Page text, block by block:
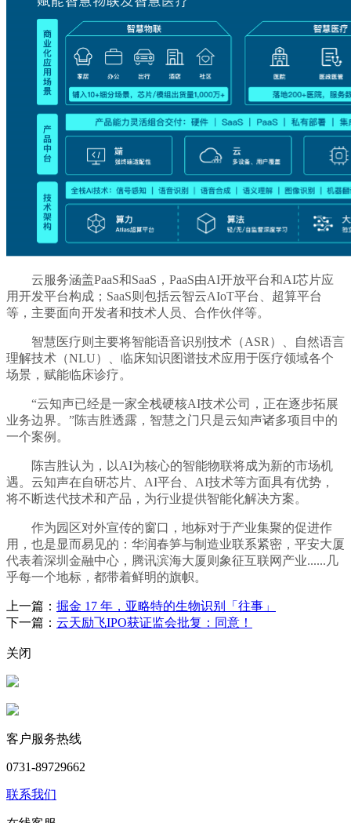
云服务涵盖PaaS和SaaS，PaaS由AI开放平台和AI芯片应
用开发平台构成；SaaS则包括云智云AIoT平台、超算平台
等，主要面向开发者和技术人员、合作伙伴等。
智慧医疗则主要将智能语音识别技术（ASR）、自然语言
理解技术（NLU）、临床知识图谱技术应用于医疗领域各个
场景，赋能临床诊疗。
“云知声已经是一家全栈硬核AI技术公司，正在逐步拓展
业务边界。”陈吉胜透露，智慧之门只是云知声诸多项目中的
一个案例。
陈吉胜认为，以AI为核心的智能物联将成为新的市场机
遇。云知声在自研芯片、AI平台、AI技术等方面具有优势，
将不断迭代技术和产品，为行业提供智能化解决方案。
作为园区对外宣传的窗口，地标对于产业集聚的促进作
用，也是显而易见的：华润春笋与制造业联系紧密，平安大厦
代表着深圳金融中心，腾讯滨海大厦则象征互联网产业......几
乎每一个地标，都带着鲜明的旗帜。
上一篇： 掘金 17 年，亚略特的生物识别「往事」
下一篇： 云天励飞IPO获证监会批复：同意！
关闭
客户服务热线
0731-89729662
联系我们